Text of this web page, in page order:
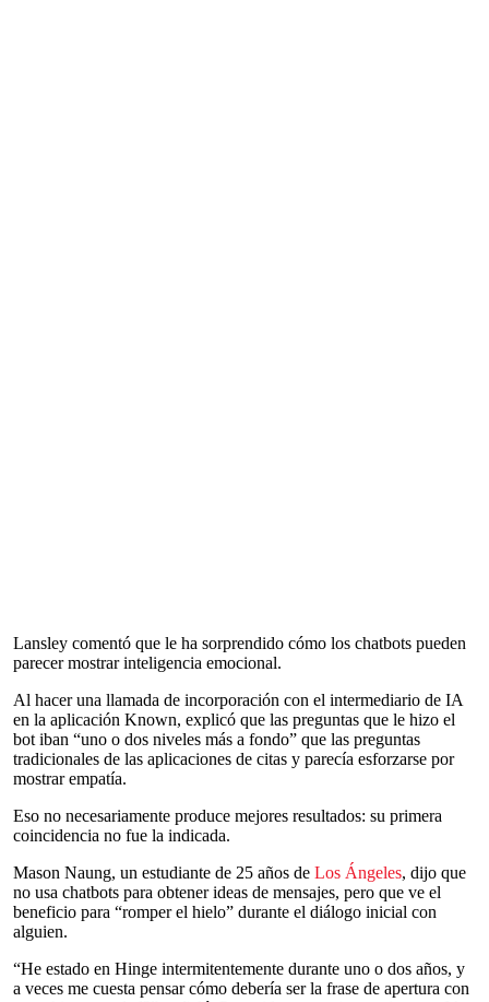
Lansley comentó que le ha sorprendido cómo los chatbots pueden
parecer mostrar inteligencia emocional.
Al hacer una llamada de incorporación con el intermediario de IA
en la aplicación Known, explicó que las preguntas que le hizo el
bot iban “uno o dos niveles más a fondo” que las preguntas
tradicionales de las aplicaciones de citas y parecía esforzarse por
mostrar empatía.
Eso no necesariamente produce mejores resultados: su primera
coincidencia no fue la indicada.
Mason Naung, un estudiante de 25 años de Los Ángeles, dijo que
no usa chatbots para obtener ideas de mensajes, pero que ve el
beneficio para “romper el hielo” durante el diálogo inicial con
alguien.
“He estado en Hinge intermitentemente durante uno o dos años, y
a veces me cuesta pensar cómo debería ser la frase de apertura con